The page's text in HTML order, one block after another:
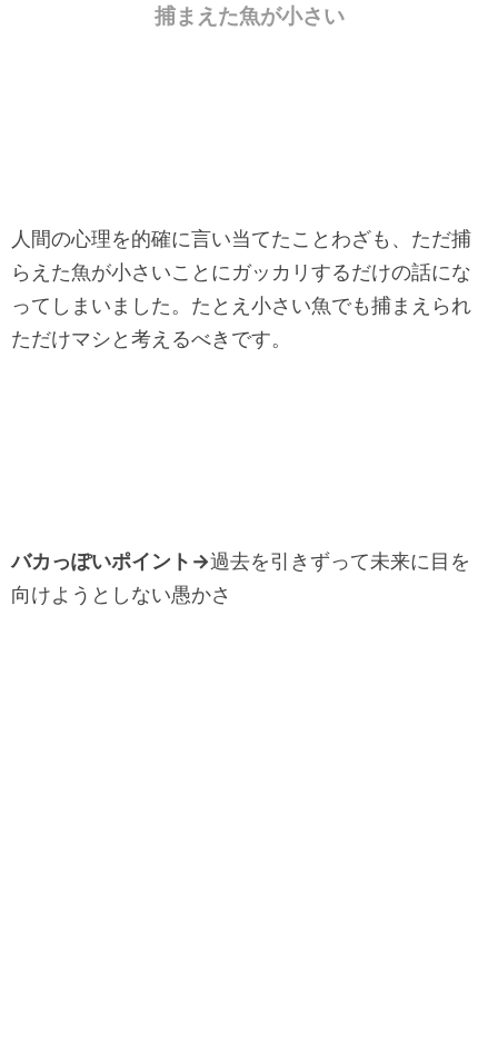
捕まえた魚が小さい
人間の心理を的確に言い当てたことわざも、ただ捕
らえた魚が小さいことにガッカリするだけの話にな
ってしまいました。たとえ小さい魚でも捕まえられ
ただけマシと考えるべきです。
バカっぽいポイント→過去を引きずって未来に目を
向けようとしない愚かさ